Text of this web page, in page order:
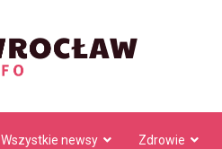
Wszystkie newsy Zdrowie